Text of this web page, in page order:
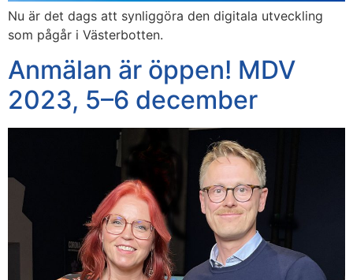
Nu är det dags att synliggöra den digitala utveckling
som pågår i Västerbotten.
Anmälan är öppen! MDV
2023, 5–6 december